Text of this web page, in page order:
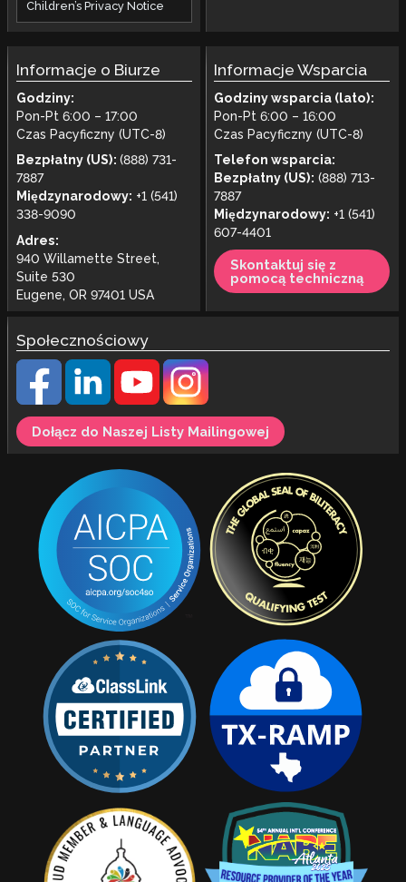
Children’s Privacy Notice
Informacje o Biurze
Godziny:
Pon-Pt 6:00 – 17:00
Czas Pacyficzny (UTC-8)
Bezpłatny (US): (888) 731-
7887
Międzynarodowy: +1 (541)
338-9090
Adres:
940 Willamette Street,
Suite 530
Eugene, OR 97401 USA
Informacje Wsparcia
Godziny wsparcia (lato):
Pon-Pt 6:00 – 16:00
Czas Pacyficzny (UTC-8)
Telefon wsparcia:
Bezpłatny (US): (888) 713-
7887
Międzynarodowy: +1 (541)
607-4401
Skontaktuj się z
pomocą techniczną
Społecznościowy
Dołącz do Naszej Listy Mailingowej